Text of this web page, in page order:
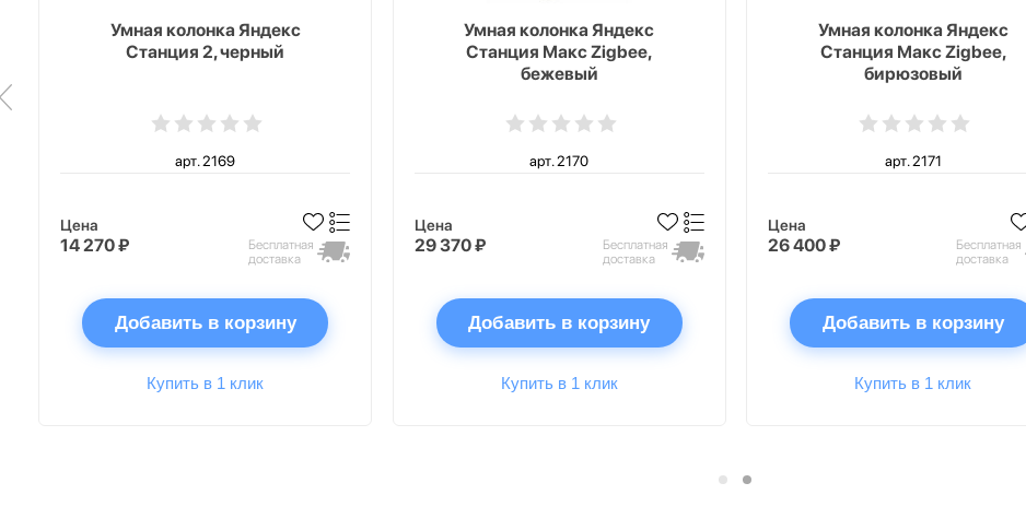
Умная колонка Яндекс
Станция 2, черный
арт. 2169
Цена
14 270 ₽
Бесплатная
доставка
Добавить в корзину
Купить в 1 клик
Умная колонка Яндекс
Станция Макс Zigbee,
бежевый
арт. 2170
Цена
29 370 ₽
Бесплатная
доставка
Добавить в корзину
Купить в 1 клик
Умная колонка Яндекс
Станция Макс Zigbee,
бирюзовый
арт. 2171
Цена
26 400 ₽
Бесплатная
доставка
Добавить в корзину
Купить в 1 клик